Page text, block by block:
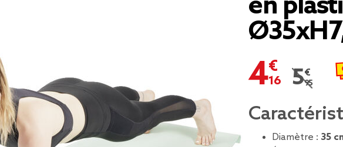
en
4,16 €
Prix
5,95 €
Diamètre : 35